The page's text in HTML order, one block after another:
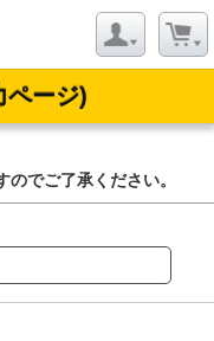
ページ)
でご了承ください。